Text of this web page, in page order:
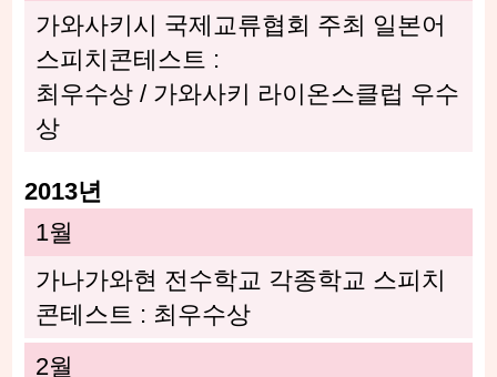
가와사키시 국제교류협회 주최 일본어
스피치콘테스트 :
최우수상 / 가와사키 라이온스클럽 우수
상
2013년
1월
가나가와현 전수학교 각종학교 스피치
콘테스트 : 최우수상
2월